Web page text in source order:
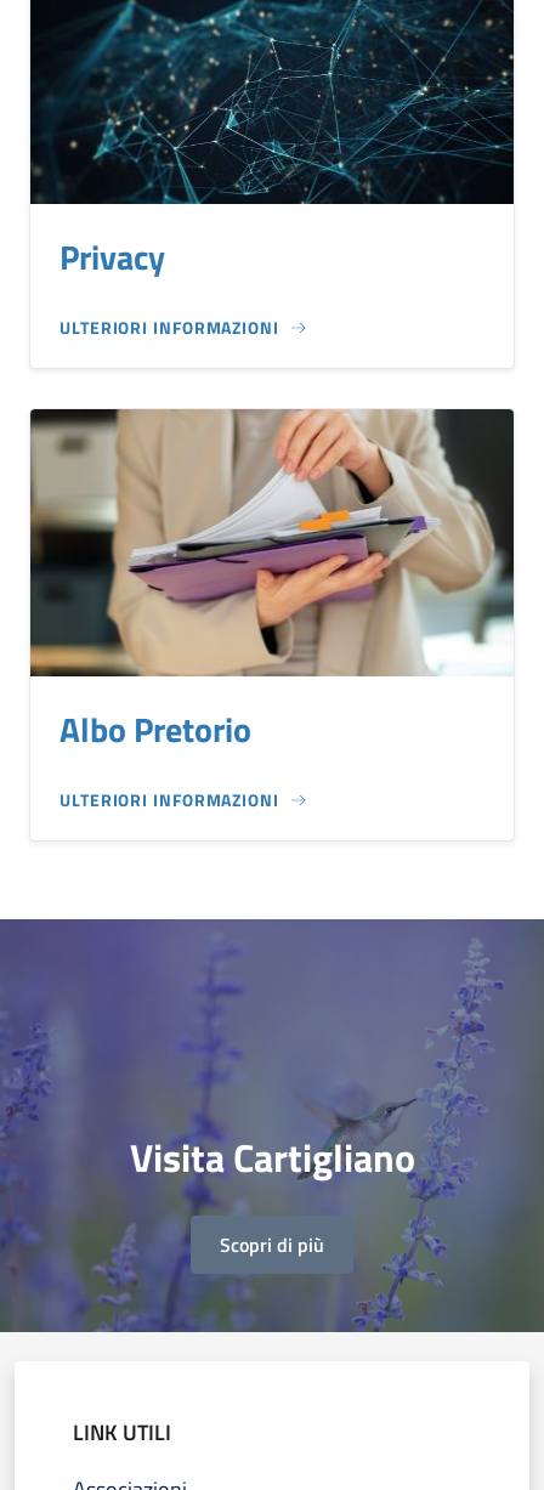
Privacy
ULTERIORI INFORMAZIONI
Albo Pretorio
ULTERIORI INFORMAZIONI
Visita Cartigliano
Scopri di più
LINK UTILI